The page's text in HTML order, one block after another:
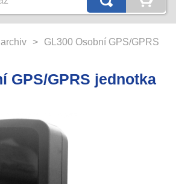
>
GL300 Osobní GPS/GPRS
GPS/GPRS jednotka